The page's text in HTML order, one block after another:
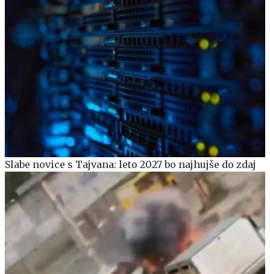
Slabe novice s Tajvana: leto 2027 bo najhujše do zdaj